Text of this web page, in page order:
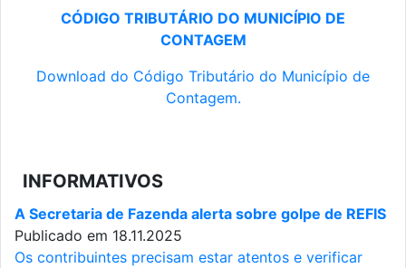
CÓDIGO TRIBUTÁRIO DO MUNICÍPIO DE
CONTAGEM
Download do Código Tributário do Município de
Contagem.
INFORMATIVOS
A Secretaria de Fazenda alerta sobre golpe de REFIS
Publicado em 18.11.2025
Os contribuintes precisam estar atentos e verificar